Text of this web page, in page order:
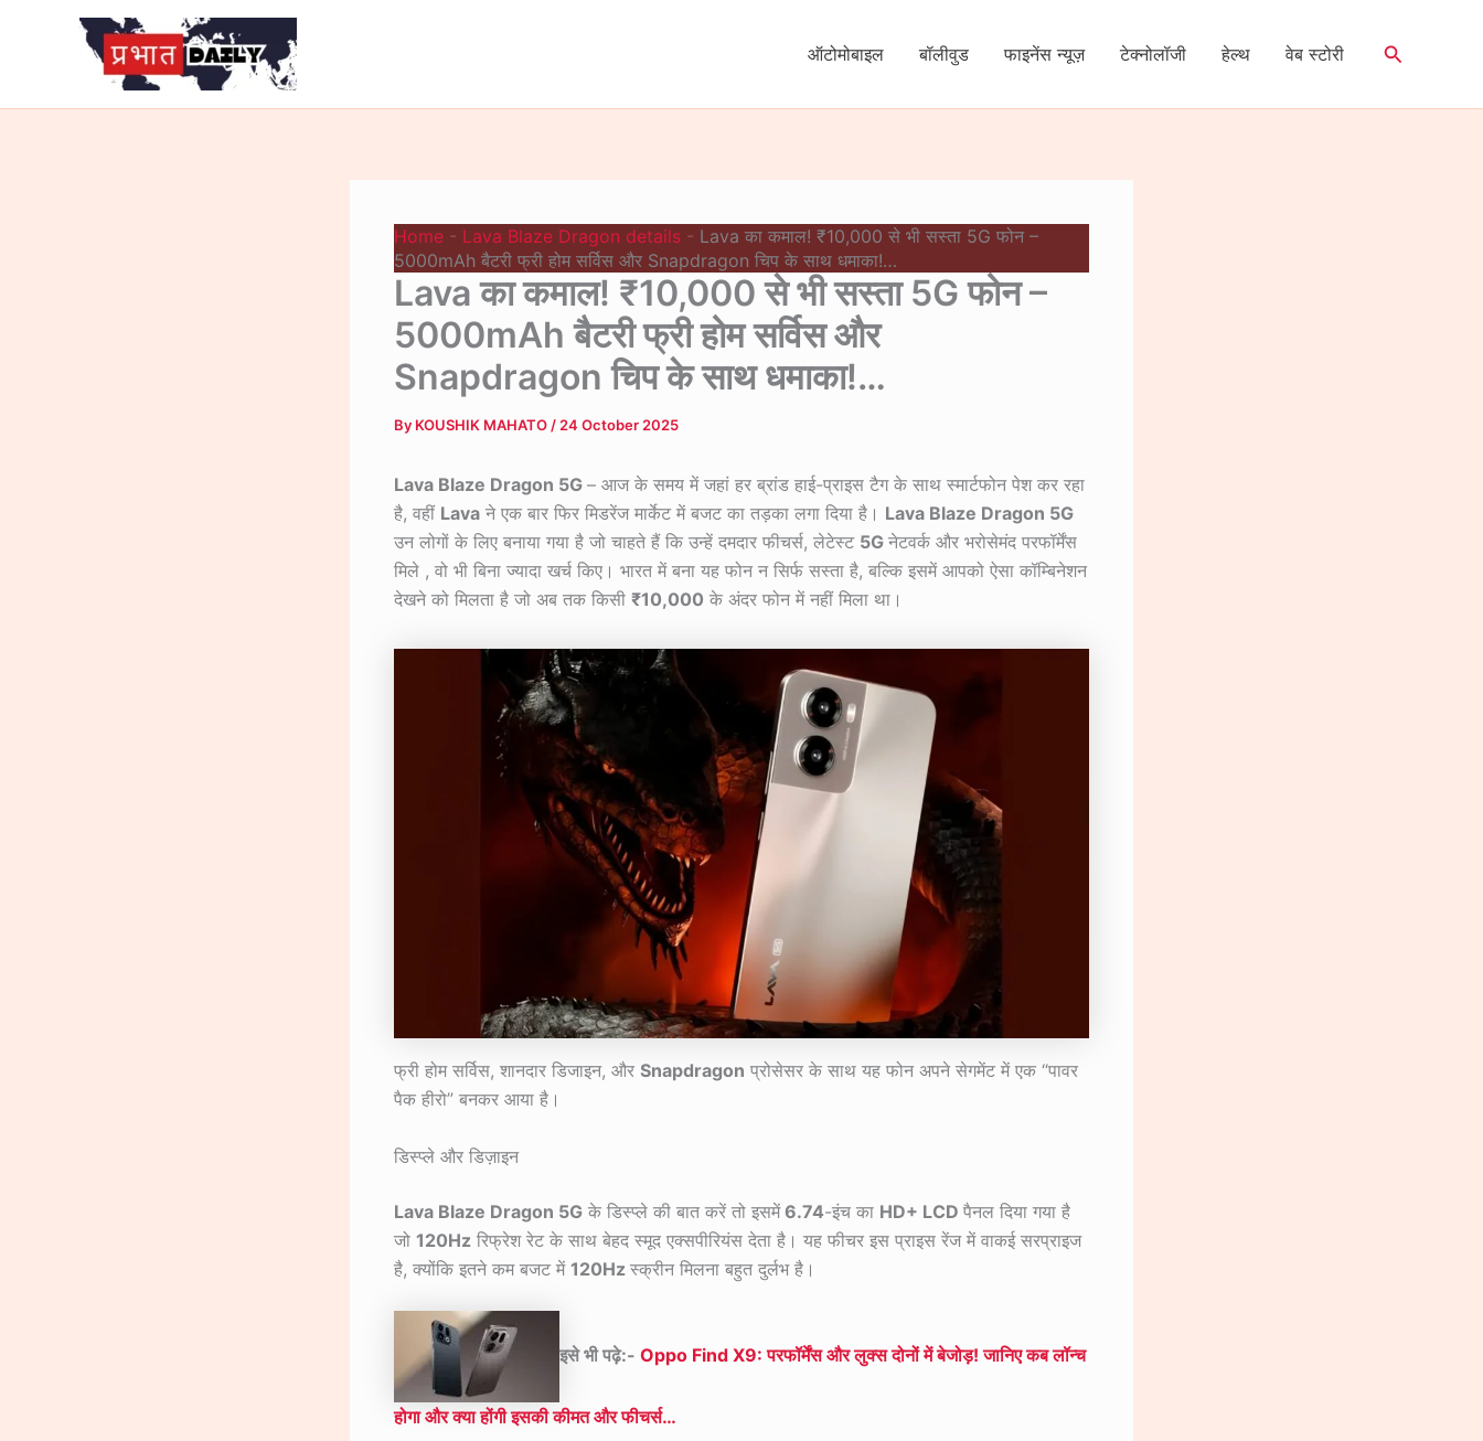
ऑटोमोबाइल बॉलीवुड फाइनेंस न्यूज़ टेक्नोलॉजी हेल्थ वेब स्टोरी Search
Home - Lava Blaze Dragon details - Lava का कमाल! ₹10,000 से भी सस्ता 5G फोन –
5000mAh बैटरी फ्री होम सर्विस और Snapdragon चिप के साथ धमाका!…
Lava का कमाल! ₹10,000 से भी सस्ता 5G फोन –
5000mAh बैटरी फ्री होम सर्विस और
Snapdragon चिप के साथ धमाका!…
By KOUSHIK MAHATO / 24 October 2025
Lava Blaze Dragon 5G – आज के समय में जहां हर ब्रांड हाई-प्राइस टैग के साथ स्मार्टफोन पेश कर रहा
है, वहीं Lava ने एक बार फिर मिडरेंज मार्केट में बजट का तड़का लगा दिया है। Lava Blaze Dragon 5G
उन लोगों के लिए बनाया गया है जो चाहते हैं कि उन्हें दमदार फीचर्स, लेटेस्ट 5G नेटवर्क और भरोसेमंद परफॉर्मेंस
मिले , वो भी बिना ज्यादा खर्च किए। भारत में बना यह फोन न सिर्फ सस्ता है, बल्कि इसमें आपको ऐसा कॉम्बिनेशन
देखने को मिलता है जो अब तक किसी ₹10,000 के अंदर फोन में नहीं मिला था।
फ्री होम सर्विस, शानदार डिजाइन, और Snapdragon प्रोसेसर के साथ यह फोन अपने सेगमेंट में एक “पावर
पैक हीरो” बनकर आया है।
डिस्प्ले और डिज़ाइन
Lava Blaze Dragon 5G के डिस्प्ले की बात करें तो इसमें6.74-इंच का HD+ LCD पैनल दिया गया है
जो 120Hz रिफ्रेश रेट के साथ बेहद स्मूद एक्सपीरियंस देता है। यह फीचर इस प्राइस रेंज में वाकई सरप्राइज
है, क्योंकि इतने कम बजट में 120Hz स्क्रीन मिलना बहुत दुर्लभ है।
इसे भी पढ़े:- Oppo Find X9: परफॉर्मेंस और लुक्स दोनों में बेजोड़! जानिए कब लॉन्च
होगा और क्या होंगी इसकी कीमत और फीचर्स…